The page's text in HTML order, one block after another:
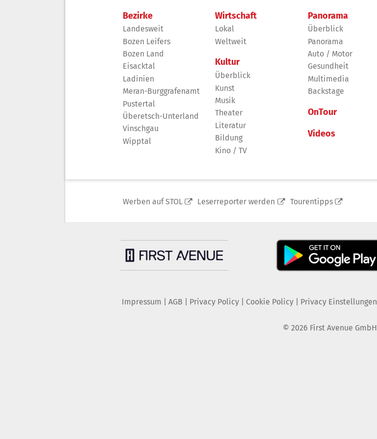
Bezirke
Landesweit
Bozen Leifers
Bozen Land
Eisacktal
Ladinien
Meran-Burggrafenamt
Pustertal
Überetsch-Unterland
Vinschgau
Wipptal
Wirtschaft
Lokal
Weltweit
Kultur
Überblick
Kunst
Musik
Theater
Literatur
Bildung
Kino / TV
Panorama
Überblick
Panorama
Auto / Motor
Gesundheit
Multimedia
Backstage
OnTour
Videos
Werben auf STOL Leserreporter werden Tourentipps
Impressum AGB Privacy Policy| Cookie Policy| Privacy Einstellungen
© 2026 First Avenue GmbH